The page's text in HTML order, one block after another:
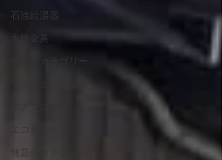
石油給湯器
水栓金具
無題のカテゴリー
無題のカテゴリー